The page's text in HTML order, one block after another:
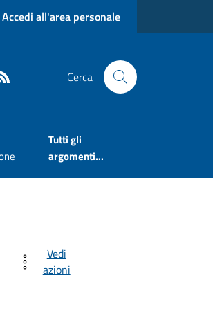
Accedi all'area personale
Cerca
Tutti gli
argomenti...
Vedi
azioni